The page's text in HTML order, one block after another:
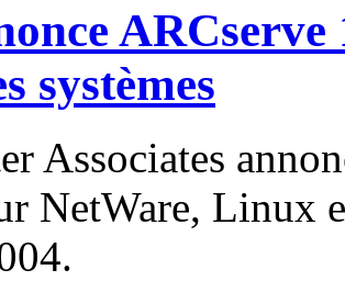
systèmes
Associates
NetWare, Linux